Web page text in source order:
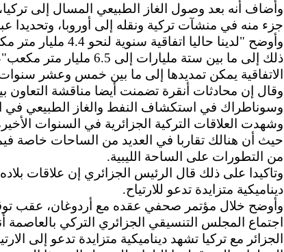
وأضاف أنه بعد وصول الغاز الطبيعي المسال إلى
جزء منه في ‌منشآت تركية ونقله إلى أوروبا، وتحديدا
وأوضح "لدينا حاليا اتفاقية
ذلك إلى ما بين ستة مليارات إلى
الاتفاقية يمكن تمديدها إلى ما بين خمس وعشر
وقال إن محادثات أنقرة تضمنت أيضا مناقشة التعاون
وسوناطراك في استكشاف النفط والغاز الطبيعي في
وشهدت العلاقات التركية الجزائرية في السنوات
حيث أن هنالك تقاربا في العديد من الساحات خاصة
من التطورات على الساحة الليبية.
وتاكيدا على ذلك قال الرئيس الجزائري إن علاقات
ديناميكية متزايدة تدعو للارتياح.
وأوضح خلال مؤتمر صحفي عقده مع أردوغان، عقب
اجتماع المجلس التنسيقي الجزائري التركي بالعاصمة
الجزائر مع تركيا تشهد ديناميكية متزايدة تدعو إلى